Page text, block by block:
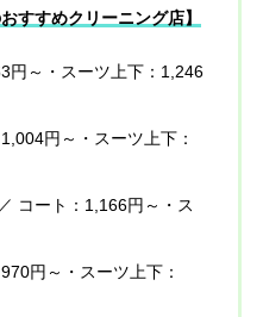
すすめクリーニング店】
円～・スーツ上下：1,246
円～・スーツ上下：
／ コート：1,166円～・ス
円～・スーツ上下：